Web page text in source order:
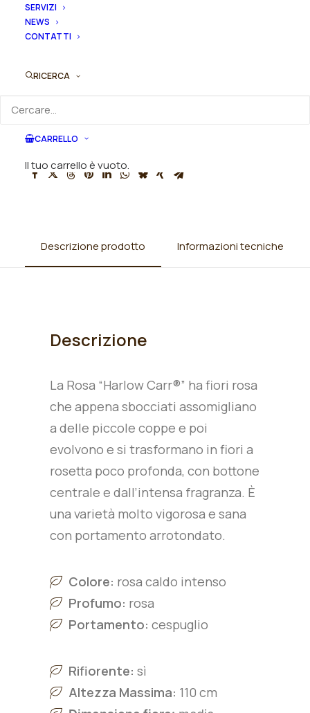
SERVIZI
NEWS
CONTATTI
RICERCA
CARRELLO
Il tuo carrello è vuoto.
SKU
Categorie
Descrizione prodotto Informazioni tecniche
Descrizione
La Rosa “Harlow Carr®” ha fiori rosa
che appena sbocciati assomigliano
a delle piccole coppe e poi
evolvono e si trasformano in fiori a
rosetta poco profonda, con bottone
centrale e dall’intensa fragranza. È
una varietà molto vigorosa e sana
con portamento arrotondato.
Colore: rosa caldo intenso
Profumo: rosa
Portamento: cespuglio
Rifiorente: sì
Altezza Massima: 110 cm